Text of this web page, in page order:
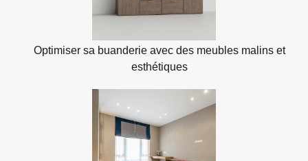
Optimiser sa buanderie avec des meubles malins et
esthétiques